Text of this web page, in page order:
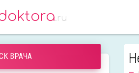
.ru
ВРАЧА